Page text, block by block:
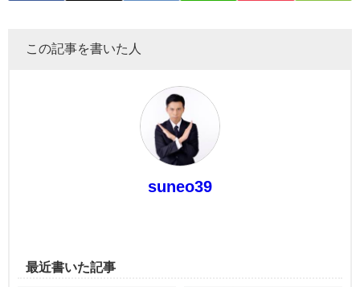
この記事を書いた人
suneo39
最近書いた記事